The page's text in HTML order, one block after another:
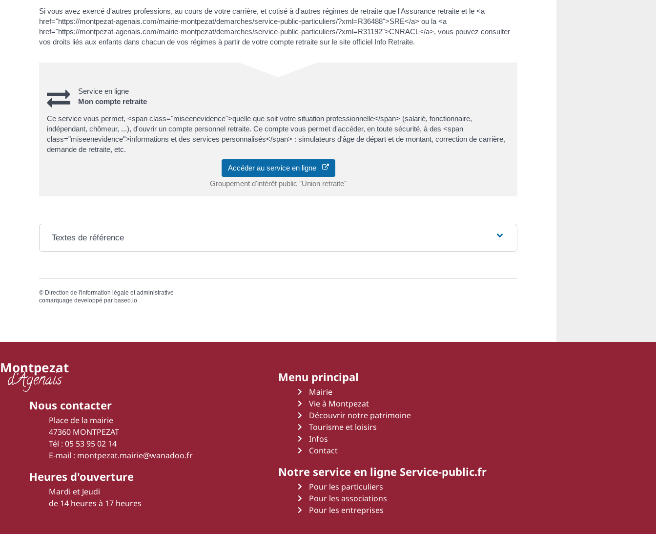
Si vous avez exercé d'autres professions, au cours de votre carrière, et cotisé à d'autres régimes de retraite que l'Assurance retraite et le <a
href="https://montpezat-agenais.com/mairie-montpezat/demarches/service-public-particuliers/?xml=R36488">SRE</a> ou la <a
href="https://montpezat-agenais.com/mairie-montpezat/demarches/service-public-particuliers/?xml=R31192">CNRACL</a>, vous pouvez consulter
vos droits liés aux enfants dans chacun de vos régimes à partir de votre compte retraite sur le site officiel Info Retraite.
Service en ligne
Mon compte retraite
Ce service vous permet, <span class="miseenevidence">quelle que soit votre situation professionnelle</span> (salarié, fonctionnaire,
indépendant, chômeur, ...), d'ouvrir un compte personnel retraite. Ce compte vous permet d'accéder, en toute sécurité, à des <span
class="miseenevidence">informations et des services personnalisés</span> : simulateurs d'âge de départ et de montant, correction de carrière,
demande de retraite, etc.
Accéder au service en ligne
Groupement d'intérêt public "Union retraite"
Textes de référence
© Direction de l'information légale et administrative
comarquage developpé par baseo.io
Montpezat
d'Agenais
Nous contacter
Place de la mairie
47360 MONTPEZAT
Tél : 05 53 95 02 14
E-mail : montpezat.mairie@wanadoo.fr
Heures d'ouverture
Mardi et Jeudi
de 14 heures à 17 heures
Menu principal
Mairie
Vie à Montpezat
Découvrir notre patrimoine
Tourisme et loisirs
Infos
Contact
Notre service en ligne Service-public.fr
Pour les particuliers
Pour les associations
Pour les entreprises